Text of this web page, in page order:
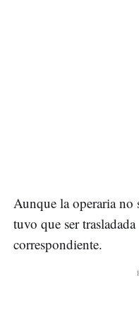
Aunque la operaria no
tuvo que ser
correspondiente.